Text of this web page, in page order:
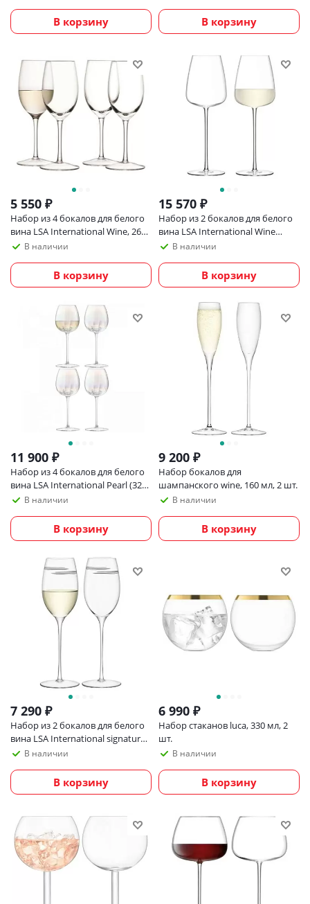
В корзину В корзину
5 550 ₽
Набор из 4 бокалов для белого
вина LSA International Wine, 260
мл В наличии
В корзину
15 570 ₽
Набор из 2 бокалов для белого
вина LSA International Wine
Culture 490 мл
В наличии
В корзину
11 900 ₽
Набор из 4 бокалов для белого
вина LSA International Pearl (325
мл) В наличии
В корзину
9 200 ₽
Набор бокалов для
шампанского wine, 160 мл, 2 шт.
В наличии
В корзину
7 290 ₽
Набор из 2 бокалов для белого
вина LSA International signature
verso 340 мл
В наличии
В корзину
6 990 ₽
Набор стаканов luca, 330 мл, 2
шт.
В наличии
В корзину